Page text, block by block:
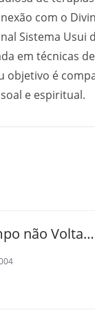
com o
Sistema Usui
em técnicas
objetivo é
e espiritual.
não Volta…